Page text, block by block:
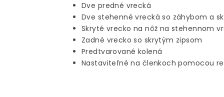
Dve predné vrecká
Dve stehenné vrecká so záhybom a
Skryté vrecko na nôž na stehennom
Zadné vrecko so skrytým zipsom
Predtvarované kolená
Nastaviteľné na členkoch pomocou